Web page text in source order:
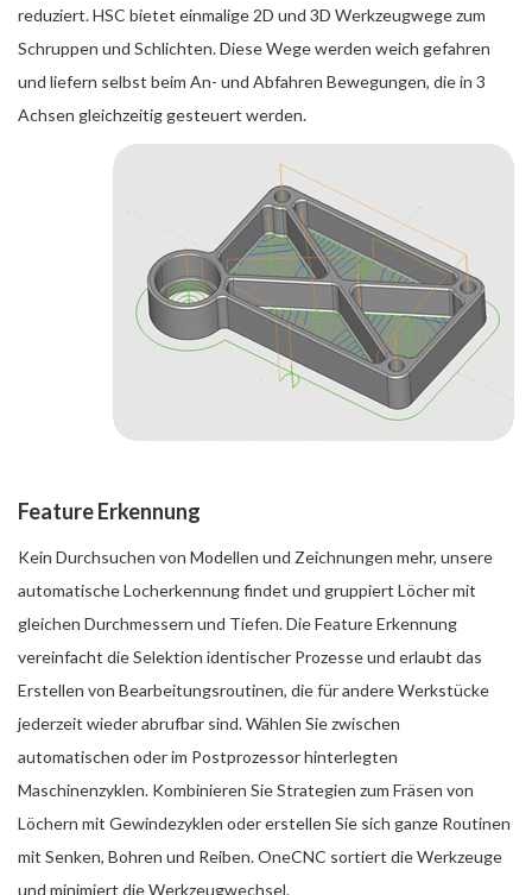
reduziert. HSC bietet einmalige 2D und 3D Werkzeugwege zum
Schruppen und Schlichten. Diese Wege werden weich gefahren
und liefern selbst beim An- und Abfahren Bewegungen, die in 3
Achsen gleichzeitig gesteuert werden.
Feature Erkennung
Kein Durchsuchen von Modellen und Zeichnungen mehr, unsere
automatische Locherkennung findet und gruppiert Löcher mit
gleichen Durchmessern und Tiefen. Die Feature Erkennung
vereinfacht die Selektion identischer Prozesse und erlaubt das
Erstellen von Bearbeitungsroutinen, die für andere Werkstücke
jederzeit wieder abrufbar sind. Wählen Sie zwischen
automatischen oder im Postprozessor hinterlegten
Maschinenzyklen. Kombinieren Sie Strategien zum Fräsen von
Löchern mit Gewindezyklen oder erstellen Sie sich ganze Routinen
mit Senken, Bohren und Reiben. OneCNC sortiert die Werkzeuge
und minimiert die Werkzeugwechsel.